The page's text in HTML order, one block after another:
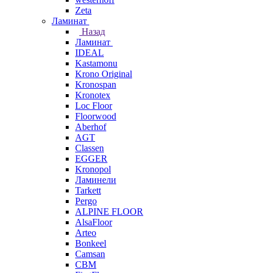
Zeta
Ламинат
Назад
Ламинат
IDEAL
Kastamonu
Krono Original
Kronospan
Kronotex
Loc Floor
Floorwood
Aberhof
AGT
Classen
EGGER
Kronopol
Ламинели
Tarkett
Pergo
ALPINE FLOOR
AlsaFloor
Arteo
Bonkeel
Camsan
CBM